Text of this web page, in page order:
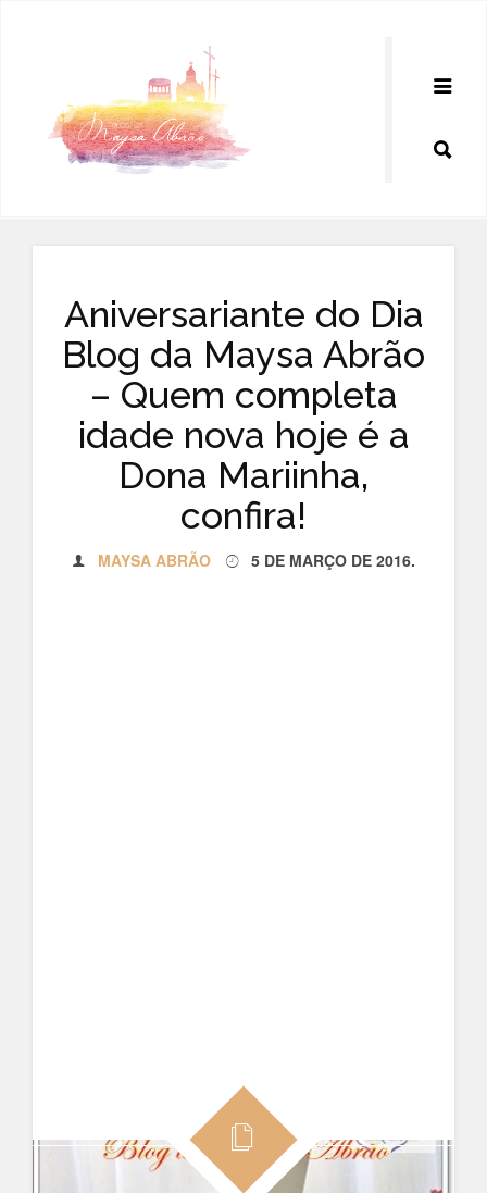
Aniversariante do Dia
Blog da Maysa Abrão
– Quem completa
idade nova hoje é a
Dona Mariinha,
confira!
MAYSA ABRÃO 5 DE MARÇO DE 2016.